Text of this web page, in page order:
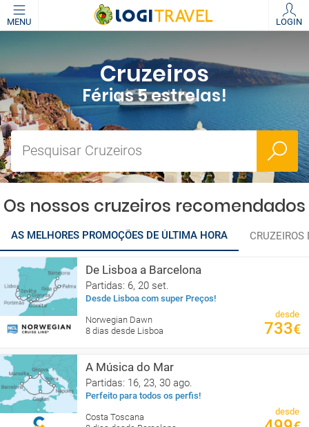
MENU LOGIN
Cruzeiros
Férias 5 estrelas!
Pesquisar Cruzeiros
Os nossos cruzeiros recomendados
AS MELHORES PROMOÇÕES DE ÚLTIMA HORA CRUZEIROS
De Lisboa a Barcelona
Partidas: 6, 20 set.
Desde Lisboa com super Preços!
Norwegian Dawn
8 dias desde Lisboa
desde
733€
A Música do Mar
Partidas: 16, 23, 30 ago.
Perfeito para todos os perfis!
Costa Toscana
desde